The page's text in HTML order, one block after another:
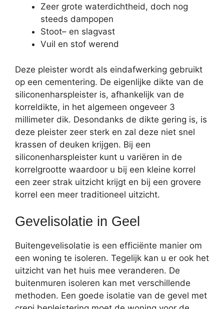
Zeer grote waterdichtheid, doch nog
steeds dampopen
Stoot– en slagvast
Vuil en stof werend
Deze pleister wordt als eindafwerking gebruikt
op een cementering. De eigenlijke dikte van de
siliconenharspleister is, afhankelijk van de
korreldikte, in het algemeen ongeveer 3
millimeter dik. Desondanks de dikte gering is, is
deze pleister zeer sterk en zal deze niet snel
krassen of deuken krijgen. Bij een
siliconenharspleister kunt u variëren in de
korrelgrootte waardoor u bij een kleine korrel
een zeer strak uitzicht krijgt en bij een grovere
korrel een meer traditioneel uitzicht.
Gevelisolatie in Geel
Buitengevelisolatie is een efficiënte manier om
een woning te isoleren. Tegelijk kan u er ook het
uitzicht van het huis mee veranderen. De
buitenmuren isoleren kan met verschillende
methoden. Een goede isolatie van de gevel met